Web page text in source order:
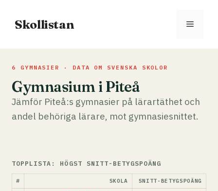
innehåll
Skollistan Meny
6 GYMNASIER · DATA OM SVENSKA SKOLOR
Gymnasium i Piteå
Jämför Piteå:s gymnasier på lärartäthet och
andel behöriga lärare, mot gymnasiesnittet.
TOPPLISTA: HÖGST SNITT-BETYGSPOÄNG
# SKOLA SNITT-BETYGSPOÄNG